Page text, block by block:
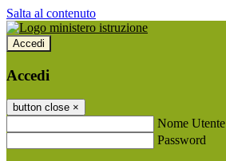
Salta al contenuto
Accedi
Accedi
button close ×
Nome Utente
Password